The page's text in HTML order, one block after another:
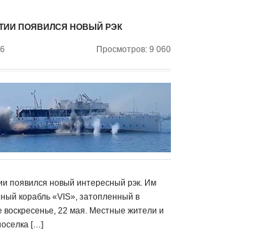
ПОЯВИЛСЯ НОВЫЙ РЭК
Просмотров: 9 060
появился новый интересный рэк. Им
корабль «VIS», затопленный в
воскресенье, 22 мая. Местные жители и
[…]